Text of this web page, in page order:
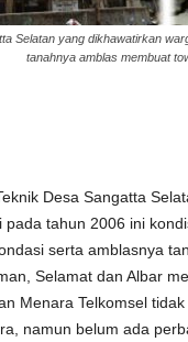
Selatan yang dikhawatirkan
tanahnya amblas membuat
Desa Sangatta
tahun 2006 ini
serta amblasnya
Selamat dan Albar
Menara Telkomsel
namun belum ada